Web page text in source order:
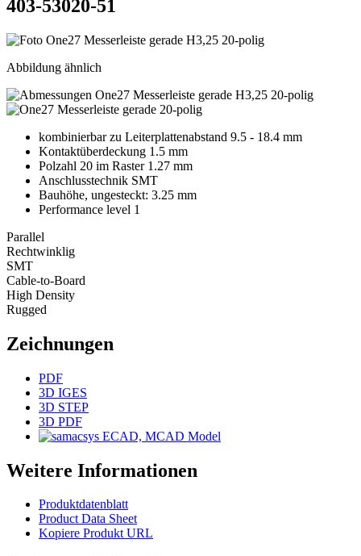
403-53020-51
Abbildung ähnlich
kombinierbar zu Leiterplattenabstand 9.5 - 18.4 mm
Kontaktüberdeckung 1.5 mm
Polzahl 20 im Raster 1.27 mm
Anschlusstechnik SMT
Bauhöhe, ungesteckt: 3.25 mm
Performance level 1
Parallel
Rechtwinklig
SMT
Cable-to-Board
High Density
Rugged
Zeichnungen
PDF
3D IGES
3D STEP
3D PDF
ECAD, MCAD Model
Weitere Informationen
Produktdatenblatt
Product Data Sheet
Kopiere Produkt URL